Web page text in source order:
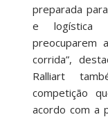
preparada
e logística
preocuparem
corrida”,
Ralliart
competição
acordo com a